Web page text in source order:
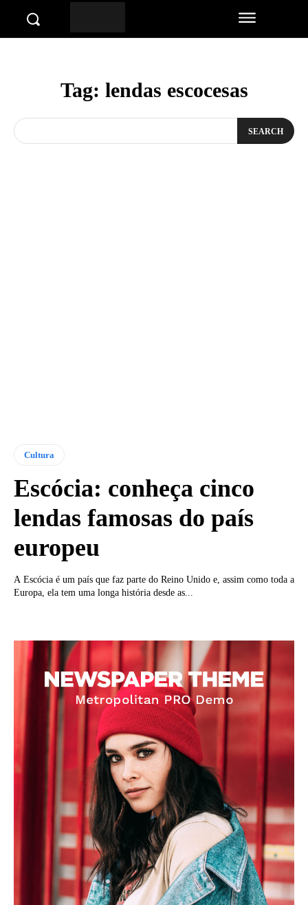
Tag: lendas escocesas
SEARCH
Cultura
Escócia: conheça cinco
lendas famosas do país
europeu
A Escócia é um país que faz parte do Reino Unido e, assim como toda a
Europa, ela tem uma longa história desde as...